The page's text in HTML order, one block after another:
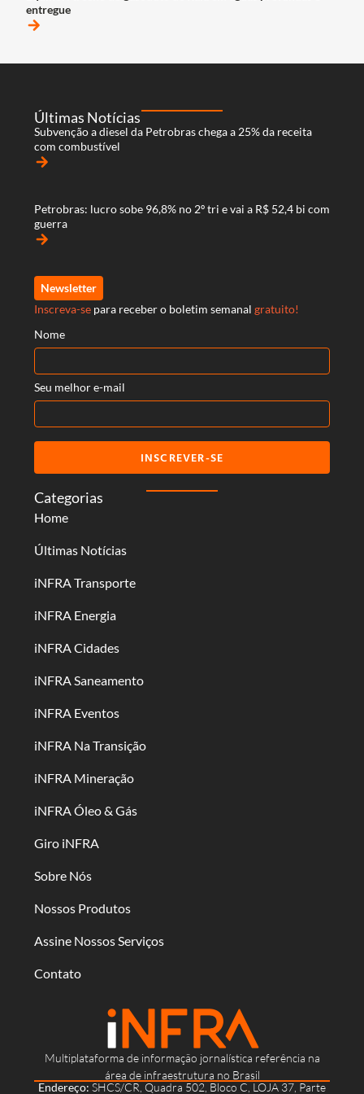
entregue
arrow_forward
Multiplataforma de informação jornalística referência na
área de infraestrutura no Brasil
Endereço: SHCS/CR, Quadra 502, Bloco C, LOJA 37, Parte
Categorias
Home
Últimas Notícias
iNFRA Transporte
iNFRA Energia
iNFRA Cidades
iNFRA Saneamento
iNFRA Eventos
iNFRA Na Transição
iNFRA Mineração
iNFRA Óleo & Gás
Giro iNFRA
Sobre Nós
Nossos Produtos
Assine Nossos Serviços
Contato
Últimas Notícias
Subvenção a diesel da Petrobras chega a 25% da receita
com combustível
arrow_forward
Petrobras: lucro sobe 96,8% no 2º tri e vai a R$ 52,4 bi com
guerra
arrow_forward
Newsletter
Inscreva-se para receber o boletim semanal gratuito!
Nome
Seu melhor e-mail
INSCREVER-SE